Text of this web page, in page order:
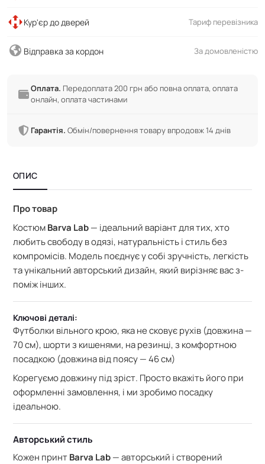
Кур'єр до дверей Тариф перевізника
Відправка за кордон За домовленістю
Оплата. Передоплата 200 грн або повна оплата, оплата
онлайн, оплата частинами
Гарантія. Обмін/повернення товару впродовж 14 днів
ОПИС
Про товар
КостюмBarva Lab— ідеальний варіант для тих, хто
любить свободу в одязі, натуральність і стиль без
компромісів. Модель поєднує у собі зручність, легкість
та унікальний авторський дизайн, який вирізняє вас з-
поміж інших.
Ключові деталі:
Футболки вільного крою, яка не сковує рухів (довжина —
70 см), шорти з кишенями, на резинці, з комфортною
посадкою (довжина від поясу — 46 см)
Корегуємо довжину під зріст. Просто вкажіть його при
оформленні замовлення, і ми зробимо посадку
ідеальною.
Авторський стиль
Кожен принтBarva Lab— авторський і створений